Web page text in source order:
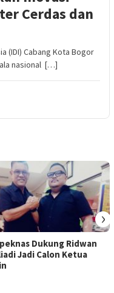
Cerdas dan
(IDI) Cabang Kota Bogor
nasional […]
Dukung Ridwan
Jadi Calon Ketua
›